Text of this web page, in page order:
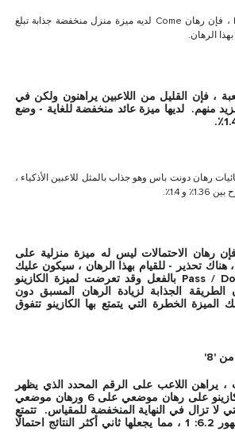
تمامًا مثل رهان Pass line ، فإن رهان Come لديه ميزة منزل منخفضة جذابة تبلغ
، فإن القليل من اللاعبين يراهنون ولكن في
منهم. لديها ميزة عائد منخفضة للغاية - وضع
رهان دونت باس وهو جذاب بالمثل للاعبين الأذكياء ،
و 1.4٪.
رهان الاحتمالات ليس له ميزة منزلية على
هناك تحذير - للقيام بهذا الرهان ، سيكون عليك
القيام برهان Pass / Don't Pass بالفعل وقد تعرضت لميزة الكازينو
الجذابة لزيادة الرهان المسبق دون
الميزة الخطرة التي يتمتع بها الكازينو تتفوق
، يراهن اللاعب على الرقم المحدد الذي يظهر
قبل الرقم 7. وميزة الكازينو على رهان موضعي على 6 ورهان موضعي
، والتي لا تزال في النهاية المنخفضة للمقياس. تتمتع
كلتا النتيجتين بفرصة ظهور 6.2: 1 ، مما يجعلها ثاني أكثر النتائج احتمالًا